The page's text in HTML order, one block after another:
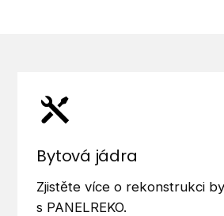
Bytová jádra
Zjistěte více o rekonstrukci
s PANELREKO.